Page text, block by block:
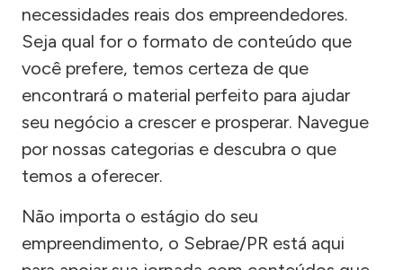
necessidades reais dos empreendedores.
Seja qual for o formato de conteúdo que
você prefere, temos certeza de que
encontrará o material perfeito para ajudar
seu negócio a crescer e prosperar. Navegue
por nossas categorias e descubra o que
temos a oferecer.
Não importa o estágio do seu
empreendimento, o Sebrae/PR está aqui